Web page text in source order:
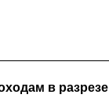
в разрезе